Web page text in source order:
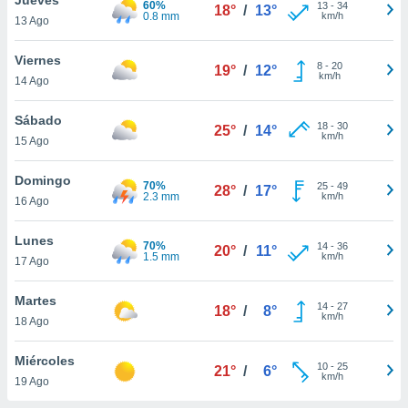
y
en
más
de
13 Ago
60%
0.8 mm
18° / 13° 13- 34
km/h
Viernes
14 Ago
19° / 12° 8- 20
km/h
Sábado
15 Ago
25° / 14° 18- 30
km/h
Domingo
16 Ago
70%
2.3 mm
28° / 17° 25- 49
km/h
Lunes
17 Ago
70%
1.5 mm
20° / 11° 14- 36
km/h
Martes
18 Ago
18° / 8° 14- 27
km/h
Miércoles
19 Ago
21° / 6° 10- 25
km/h